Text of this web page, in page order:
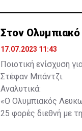
Στον
17.07.2023 11:43
Ποιοτική ενίσχυση
Στέφαν Μπάντζι.
Αναλυτικά:
«Ο Ολυμπιακός
25 φορές διεθνή με